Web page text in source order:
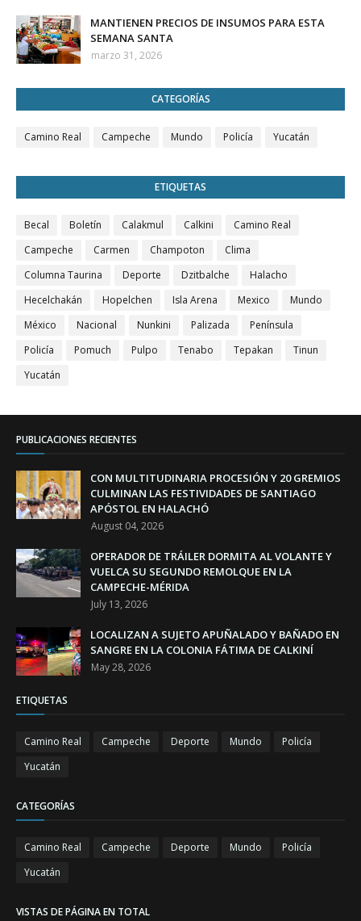
MANTIENEN PRECIOS DE INSUMOS PARA ESTA
SEMANA SANTA
marzo 31, 2026
CATEGORÍAS
Camino Real Campeche Mundo Policía Yucatán
ETIQUETAS
Becal Boletín Calakmul Calkini
Camino Real
Campeche
Carmen Champoton
Clima
Columna Taurina
Deporte Dzitbalche
Halacho
Hecelchakán
Hopelchen Isla Arena Mexico
Mundo
México
Nacional Nunkini Palizada
Península
Policía
Pomuch Pulpo Tenabo Tepakan
Tinun
Yucatán
PUBLICACIONES RECIENTES
CON MULTITUDINARIA PROCESIÓN Y 20 GREMIOS
CULMINAN LAS FESTIVIDADES DE SANTIAGO
APÓSTOL EN HALACHÓ
August 04, 2026
OPERADOR DE TRÁILER DORMITA AL VOLANTE Y
VUELCA SU SEGUNDO REMOLQUE EN LA
CAMPECHE-MÉRIDA
July 13, 2026
LOCALIZAN A SUJETO APUÑALADO Y BAÑADO EN
SANGRE EN LA COLONIA FÁTIMA DE CALKINÍ
May 28, 2026
ETIQUETAS
Camino Real Campeche Deporte Mundo
Policía
Yucatán
CATEGORÍAS
Camino Real Campeche Deporte Mundo
Policía
Yucatán
VISTAS DE PÁGINA EN TOTAL